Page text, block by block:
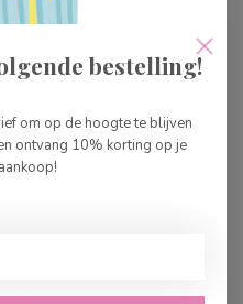
€27,99
Rails
€11,99
bestelling!
om op de hoogte te blijven
ontvang 10% korting op je